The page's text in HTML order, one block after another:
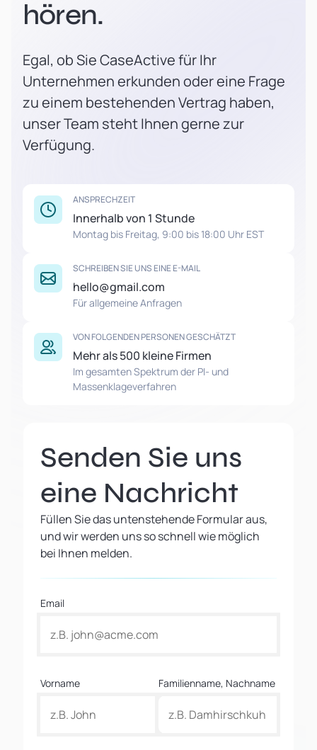
hören.
Egal, ob Sie CaseActive für Ihr
Unternehmen erkunden oder eine Frage
zu einem bestehenden Vertrag haben,
unser Team steht Ihnen gerne zur
Verfügung.
ANSPRECHZEIT
Innerhalb von 1 Stunde
Montag bis Freitag, 9:00 bis 18:00 Uhr EST
SCHREIBEN SIE UNS EINE E-MAIL
hello@gmail.com
Für allgemeine Anfragen
VON FOLGENDEN PERSONEN GESCHÄTZT
Mehr als 500 kleine Firmen
Im gesamten Spektrum der PI- und
Massenklageverfahren
Senden Sie uns
eine Nachricht
Füllen Sie das untenstehende Formular aus,
und wir werden uns so schnell wie möglich
bei Ihnen melden.
Email
Vorname Familienname, Nachname